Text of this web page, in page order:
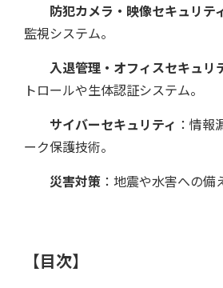
特集記事
防犯カメラ・映像セキュリテ
監視システム。
入退管理・オフィスセキュリ
トロールや生体認証システム。
サイバーセキュリティ ：情報
ーク保護技術。
災害対策 ：地震や水害への備
【目次】